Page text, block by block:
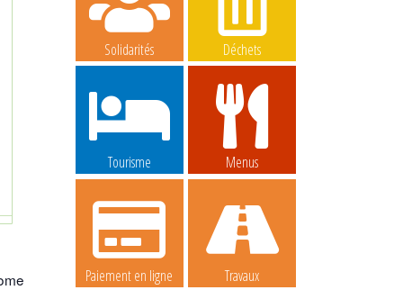
Solidarités Déchets
Tourisme Menus
Paiement en ligne Travaux